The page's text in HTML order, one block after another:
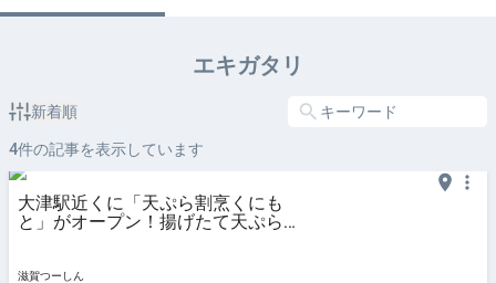
エキガタリ
新着順
4件の記事を表示しています
大津駅近くに「天ぷら割烹くにも
と」がオープン！揚げたて天ぷらと
滋賀つーしん